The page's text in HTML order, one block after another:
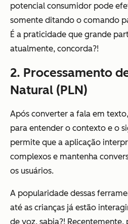
potencial consumidor pode
somente ditando o comando
É a praticidade que grande
atualmente, concorda?!
2. Processamento
Natural (PLN)
Após converter a fala em
para entender o contexto e o
permite que a aplicação
complexos e mantenha
os usuários.
A popularidade dessas
até as crianças já estão
de voz, sabia?!